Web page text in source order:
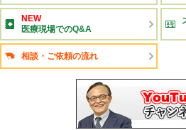
NEW
医療現場でのQ&A
相談・ご依頼の流れ